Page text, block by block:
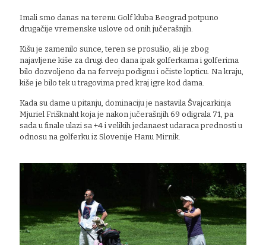
Imali smo danas na terenu Golf kluba Beograd potpuno
drugačije vremenske uslove od onih jučerašnjih.
Kišu je zamenilo sunce, teren se prosušio, ali je zbog
najavljene kiše za drugi deo dana ipak golferkama i golferima
bilo dozvoljeno da na ferveju podignu i očiste lopticu. Na kraju,
kiše je bilo tek u tragovima pred kraj igre kod dama.
Kada su dame u pitanju, dominaciju je nastavila Švajcarkinja
Mjuriel Frišknaht koja je nakon jučerašnjih 69 odigrala 71, pa
sada u finale ulazi sa +4 i velikih jedanaest udaraca prednosti u
odnosu na golferku iz Slovenije Hanu Mirnik.